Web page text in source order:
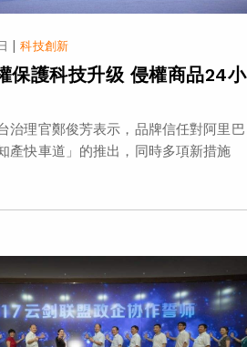
| 科技創新
保護科技升级 侵權商品24小
治理官鄭俊芳表示，品牌信任對阿里巴
產快車道」的推出，同時多項新措施